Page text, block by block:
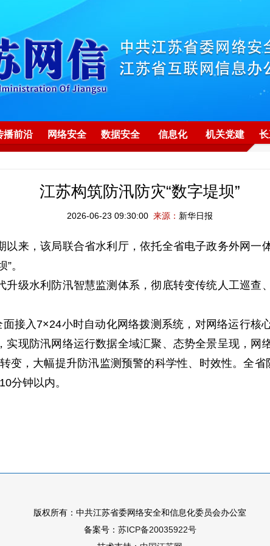
播前沿 网络安全 数据安全 信息化 机关党建
江苏构筑防汛防灾“数字堤坝”
2026-06-23 09:30:00 来源： 新华日报
，该局联合省水利厅，依托全省电子政务外网一
。
水利防汛智慧监测体系，彻底转变传统人工巡查
入7×24小时自动化网络拨测系统，对网络运行核
现防汛网络运行数据全域汇聚、态势全景呈现，网
变，大幅提升防汛监测预警的科学性、时效性。全
分钟以内。
版权所有：中共江苏省委网络安全和信息化委员会办公室
备案号： 苏ICP备20035922号